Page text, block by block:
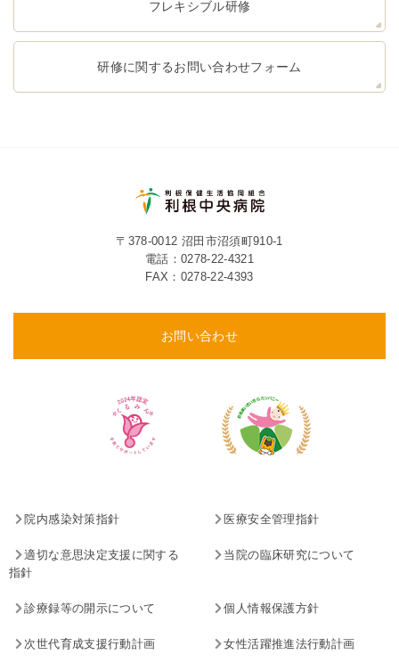
フレキシブル研修
研修に関するお問い合わせフォーム
〒378-0012 沼田市沼須町910-1
電話： 0278-22-4321
FAX：0278-22-4393
お問い合わせ
院内感染対策指針 医療安全管理指針
適切な意思決定支援に関する
指針
当院の臨床研究について
診療録等の開示について 個人情報保護方針
次世代育成支援行動計画 女性活躍推進法行動計画